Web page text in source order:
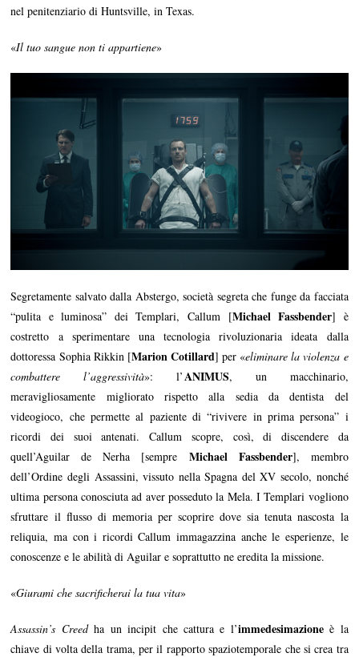
nel penitenziario di Huntsville, in Texas.
«Il tuo sangue non ti appartiene»
Segretamente salvato dalla Abstergo, società segreta che funge da facciata
“pulita e luminosa” dei Templari, Callum [Michael Fassbender] è
costretto a sperimentare una tecnologia rivoluzionaria ideata dalla
dottoressa Sophia Rikkin [Marion Cotillard] per «eliminare la violenza e
combattere l’aggressività»: l’ANIMUS, un macchinario,
meravigliosamente migliorato rispetto alla sedia da dentista del
videogioco, che permette al paziente di “rivivere in prima persona” i
ricordi dei suoi antenati. Callum scopre, così, di discendere da
quell’Aguilar de Nerha [sempre Michael Fassbender], membro
dell’Ordine degli Assassini, vissuto nella Spagna del XV secolo, nonché
ultima persona conosciuta ad aver posseduto la Mela. I Templari vogliono
sfruttare il flusso di memoria per scoprire dove sia tenuta nascosta la
reliquia, ma con i ricordi Callum immagazzina anche le esperienze, le
conoscenze e le abilità di Aguilar e soprattutto ne eredita la missione.
«Giurami che sacrificherai la tua vita»
Assassin’s Creedha un incipit che cattura e l’immedesimazioneè la
chiave di volta della trama, per il rapporto spaziotemporale che si crea tra